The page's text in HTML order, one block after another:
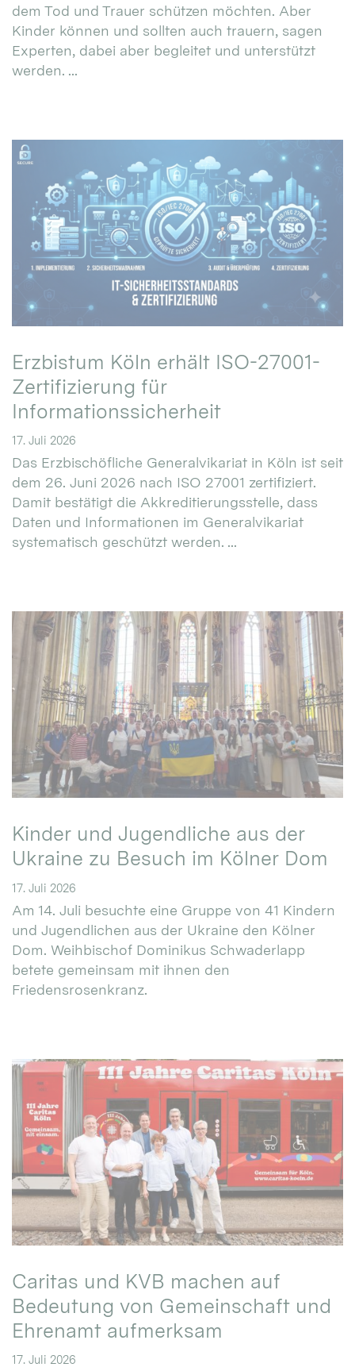
dem Tod und Trauer schützen möchten. Aber
Kinder können und sollten auch trauern, sagen
Experten, dabei aber begleitet und unterstützt
werden. ...
Erzbistum Köln erhält ISO-27001-
Zertifizierung für
Informationssicherheit
17. Juli 2026
Das Erzbischöfliche Generalvikariat in Köln ist seit
dem 26. Juni 2026 nach ISO 27001 zertifiziert.
Damit bestätigt die Akkreditierungsstelle, dass
Daten und Informationen im Generalvikariat
systematisch geschützt werden. ...
Kinder und Jugendliche aus der
Ukraine zu Besuch im Kölner Dom
17. Juli 2026
Am 14. Juli besuchte eine Gruppe von 41 Kindern
und Jugendlichen aus der Ukraine den Kölner
Dom. Weihbischof Dominikus Schwaderlapp
betete gemeinsam mit ihnen den
Friedensrosenkranz.
Caritas und KVB machen auf
Bedeutung von Gemeinschaft und
Ehrenamt aufmerksam
17. Juli 2026